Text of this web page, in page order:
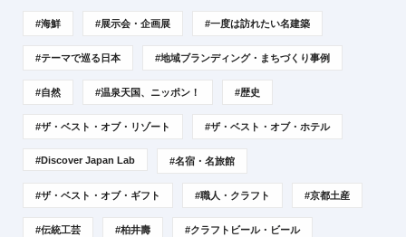
#海鮮 #展示会・企画展 #一度は訪れたい名建築
#テーマで巡る日本 #地域ブランディング・まちづくり事例
#自然 #温泉天国、ニッポン！ #歴史
#ザ・ベスト・オブ・リゾート #ザ・ベスト・オブ・ホテル
#Discover Japan Lab #名宿・名旅館
#ザ・ベスト・オブ・ギフト #職人・クラフト #京都土産
#伝統工芸 #柏井壽 #クラフトビール・ビール